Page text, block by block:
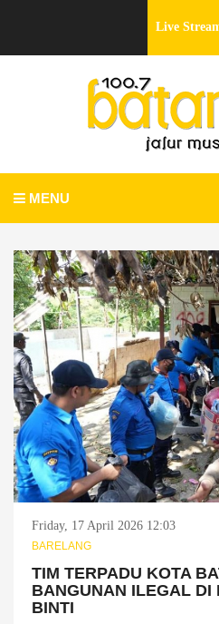
Live
MENU
Friday, 17 April 2026 12:03
BARELANG
TIM TERPADU KOTA
BANGUNAN ILEGAL DI
BINTI